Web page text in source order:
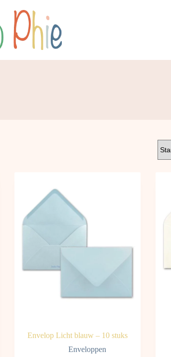
Envelop Licht blauw – 10 stuks
Enveloppen